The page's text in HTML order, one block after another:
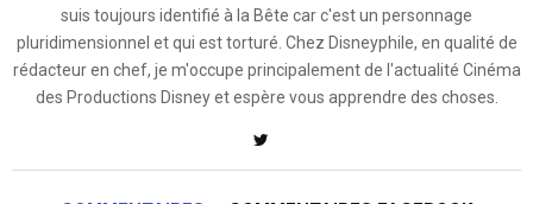
suis toujours identifié à la Bête car c'est un personnage
pluridimensionnel et qui est torturé. Chez Disneyphile, en qualité de
rédacteur en chef, je m'occupe principalement de l'actualité Cinéma
des Productions Disney et espère vous apprendre des choses.